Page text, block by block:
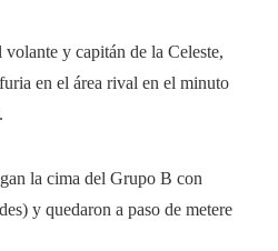
y capitán de la Celeste,
en el área rival en el minuto
la cima del Grupo B con
y quedaron a paso de metere